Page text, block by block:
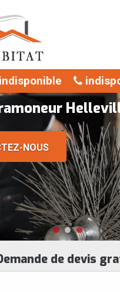
indisponible
NOUS
de devis